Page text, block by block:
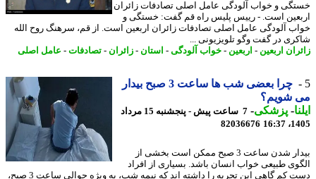
و خواب آلودگی عامل اصلی تصادفات زائران
است. - رییس پلیس راه قم گفت: خستگی و
آلودگی عامل اصلی تصادفات زائران اربعین است. از قم، سرهنگ روح الله
در گفت وگو تلویزیونی ...
اربعین -اربعین -خواب آلودگی-استان-زائران- تصادفات-عامل اصلی
چرا بعضی شب ها ساعت 3 صبح بیدار
شویم؟
-پزشکی-
7 ساعت پیش - پنجشنبه 15 مرداد
82036676
بیدار شدن ساعت 3 صبح ممکن است بخشی از
طبیعی خواب انسان باشد. بسیاری از افراد
دست کم گاهی این تجربه را داشته اند که نیمه شب، به ویژه حوالی ساعت 3 صبح،